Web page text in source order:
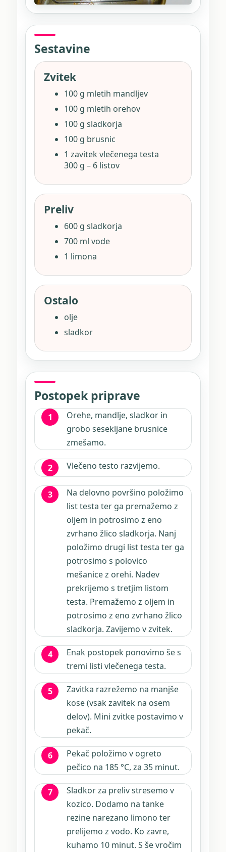
Sestavine
Zvitek
100 g mletih mandljev
100 g mletih orehov
100 g sladkorja
100 g brusnic
1 zavitek vlečenega testa
300 g – 6 listov
Preliv
600 g sladkorja
700 ml vode
1 limona
Ostalo
olje
sladkor
Postopek priprave
Orehe, mandlje, sladkor in
grobo sesekljane brusnice
zmešamo.
Vlečeno testo razvijemo.
Na delovno površino položimo
list testa ter ga premažemo z
oljem in potrosimo z eno
zvrhano žlico sladkorja. Nanj
položimo drugi list testa ter ga
potrosimo s polovico
mešanice z orehi. Nadev
prekrijemo s tretjim listom
testa. Premažemo z oljem in
potrosimo z eno zvrhano žlico
sladkorja. Zavijemo v zvitek.
Enak postopek ponovimo še s
tremi listi vlečenega testa.
Zavitka razrežemo na manjše
kose (vsak zavitek na osem
delov). Mini zvitke postavimo v
pekač.
Pekač položimo v ogreto
pečico na 185 °C, za 35 minut.
Sladkor za preliv stresemo v
kozico. Dodamo na tanke
rezine narezano limono ter
prelijemo z vodo. Ko zavre,
kuhamo 10 minut. S še vročim